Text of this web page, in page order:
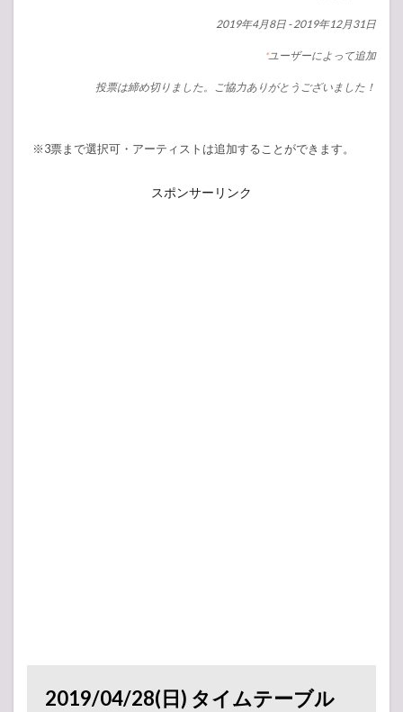
2019年4月8日 -2019年12月31日
*ユーザーによって追加
投票は締め切りました。ご協力ありがとうございました！
※3票まで選択可・アーティストは追加することができます。
スポンサーリンク
2019/04/28(日) タイムテーブル